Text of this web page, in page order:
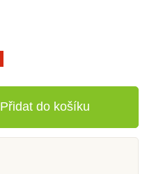
Přidat do košíku